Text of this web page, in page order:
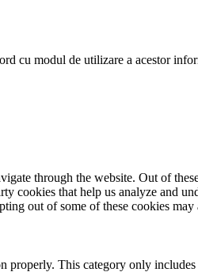
cu modul de utilizare a acestor
through the website. Out of
cookies that help us analyze and
out of some of these cookies
properly. This category only